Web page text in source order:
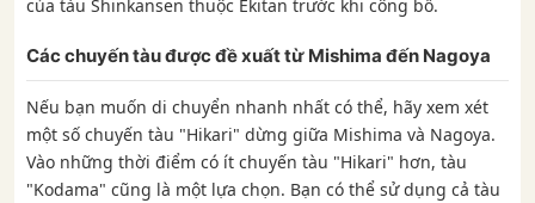
của tàu Shinkansen thuộc Ekitan trước khi công bố.
Các chuyến tàu được đề xuất từ ​​Mishima đến Nagoya
Nếu bạn muốn di chuyển nhanh nhất có thể, hãy xem xét
một số chuyến tàu "Hikari" dừng giữa Mishima và Nagoya.
Vào những thời điểm có ít chuyến tàu "Hikari" hơn, tàu
"Kodama" cũng là một lựa chọn. Bạn có thể sử dụng cả tàu